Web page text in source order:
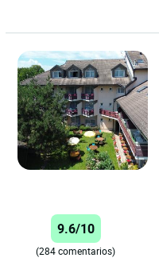
9.6/10
(284 comentarios)